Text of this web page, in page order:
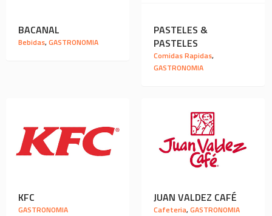
BACANAL
Bebidas,GASTRONOMIA
PASTELES &
PASTELES
Comidas Rapidas,
GASTRONOMIA
KFC
GASTRONOMIA
JUAN VALDEZ CAFÉ
Cafeteria,GASTRONOMIA